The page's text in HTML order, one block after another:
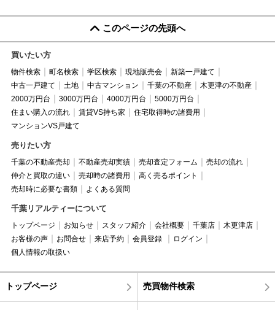
このページの先頭へ
買いたい方
物件検索 町名検索 学区検索 現地販売会
新築一戸建て
中古一戸建て
土地 中古マンション 千葉の不動産
木更津の不動産
2000万円台
3000万円台 4000万円台
5000万円台
住まい購入の流れ
賃貸VS持ち家
住宅取得時の諸費用
マンションVS戸建て
売りたい方
千葉の不動産売却 不動産売却実績 売却査定フォーム
売却の流れ
仲介と買取の違い
売却時の諸費用
高く売るポイント
売却時に必要な書類
よくある質問
千葉リアルティーについて
トップページ お知らせ スタッフ紹介 会社概要 千葉店
木更津店
お客様の声
お問合せ 来店予約 会員登録
ログイン
個人情報の取扱い
トップページ 売買物件検索